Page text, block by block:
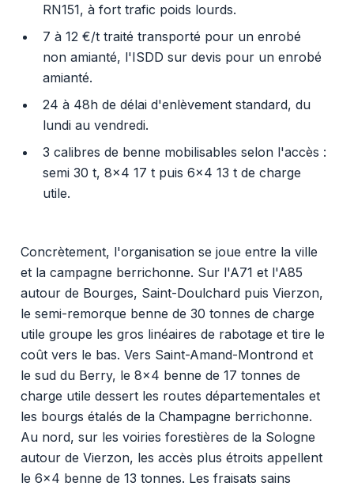
RN151, à fort trafic poids lourds.
7 à 12 €/t traité transporté pour un enrobé
non amianté, l'ISDD sur devis pour un enrobé
amianté.
24 à 48h de délai d'enlèvement standard, du
lundi au vendredi.
3 calibres de benne mobilisables selon l'accès :
semi 30 t, 8x4 17 t puis 6x4 13 t de charge
utile.
Concrètement, l'organisation se joue entre la ville
et la campagne berrichonne. Sur l'A71 et l'A85
autour de Bourges, Saint-Doulchard puis Vierzon,
le semi-remorque benne de 30 tonnes de charge
utile groupe les gros linéaires de rabotage et tire le
coût vers le bas. Vers Saint-Amand-Montrond et
le sud du Berry, le 8x4 benne de 17 tonnes de
charge utile dessert les routes départementales et
les bourgs étalés de la Champagne berrichonne.
Au nord, sur les voiries forestières de la Sologne
autour de Vierzon, les accès plus étroits appellent
le 6x4 benne de 13 tonnes. Les fraisats sains